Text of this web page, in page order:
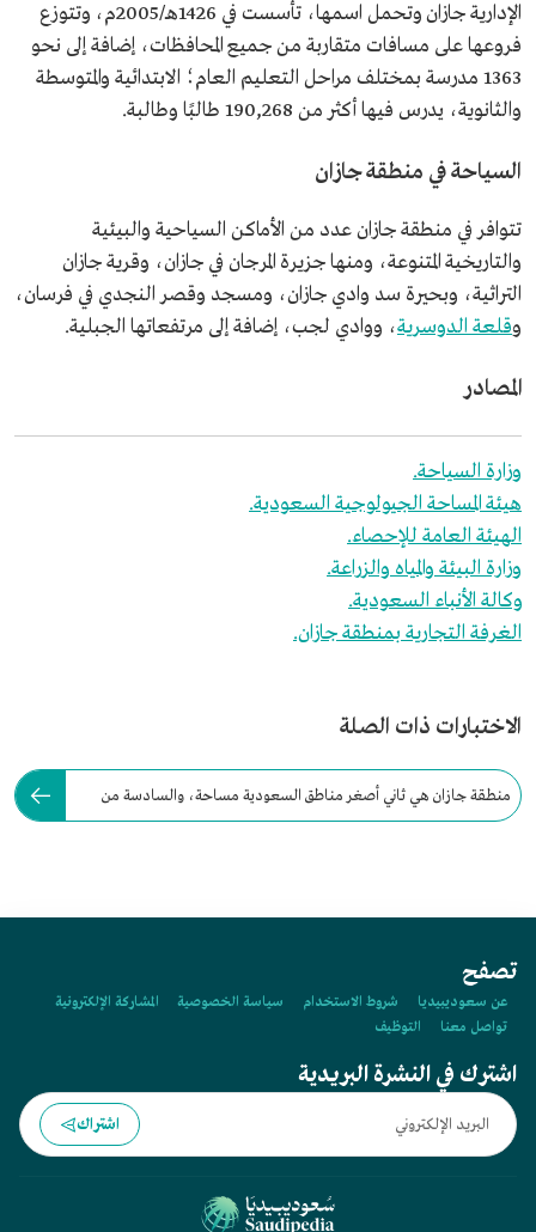
الإدارية جازان وتحمل اسمها، تأسست في 1426هـ/2005م، وتتوزع
فروعها على مسافات متقاربة من جميع المحافظات، إضافة إلى نحو
1363 مدرسة بمختلف مراحل التعليم العام؛ الابتدائية والمتوسطة
والثانوية، يدرس فيها أكثر من 190,268 طالبًا وطالبة.
السياحة في منطقة جازان
تتوافر في منطقة جازان عدد من الأماكن السياحية والبيئية
والتاريخية المتنوعة، ومنها جزيرة المرجان في جازان، وقرية جازان
التراثية، وبحيرة سد وادي جازان، ومسجد وقصر النجدي في فرسان،
وقلعة الدوسرية، ووادي لجب، إضافة إلى مرتفعاتها الجبلية.
المصادر
وزارة السياحة.
هيئة المساحة الجيولوجية السعودية.
الهيئة العامة للإحصاء.
وزارة البيئة والمياه والزراعة.
وكالة الأنباء السعودية.
الغرفة التجارية بمنطقة جازان.
الاختبارات ذات الصلة
منطقة جازان هي ثاني أصغر مناطق السعودية مساحة، والسادسة من
تصفح
عن سعوديبيديا شروط الاستخدام سياسة الخصوصية
المشاركة الإلكترونية
تواصل معنا
التوظيف
اشترك في النشرة البريدية
اشتراك